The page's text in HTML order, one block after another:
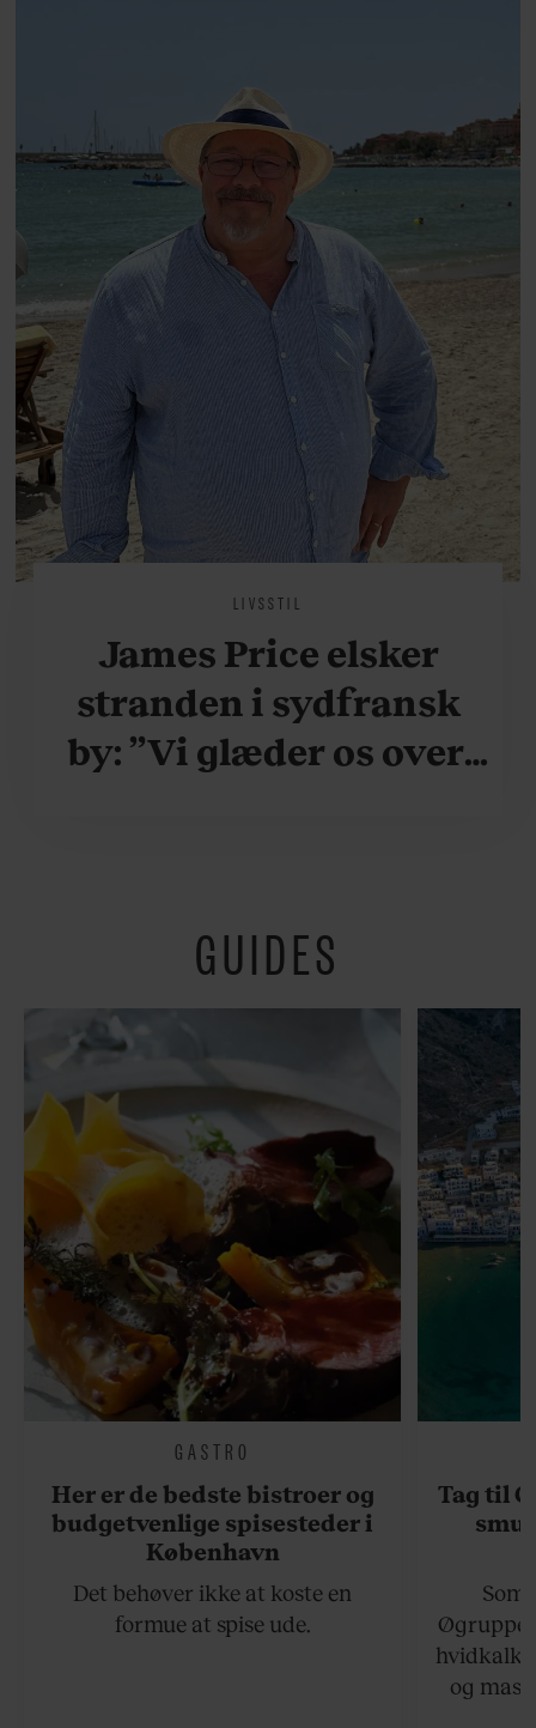
arv, angst, familieliv, frygten for
at miste stemmen og den
livsglæde, han nægter at give slip
på.
LIVSSTIL
James Price elsker
stranden i sydfransk
by: ”Vi glæder os over,
fredeligt”
GUIDES
GASTRO
Her er de bedste bistroer og
budgetvenlige spisesteder i
København
Det behøver ikke at koste en
formue at spise ude.
Tag til
og